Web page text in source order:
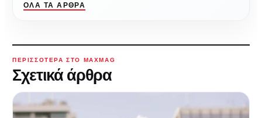
ΌΛΑ ΤΑ ΆΡΘΡΑ
ΠΕΡΙΣΣΌΤΕΡΑ ΣΤΟ MAXMAG
Σχετικά άρθρα